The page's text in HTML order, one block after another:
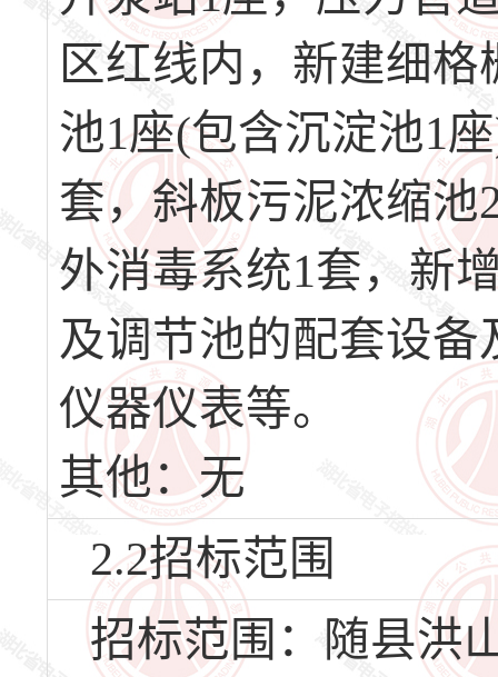
区红线内，新建细
池1座(包含沉淀池1
套，斜板污泥浓缩池
外消毒系统1套，新
及调节池的配套设
仪器仪表等。
其他：无
2.2招标范围
招标范围：随县洪